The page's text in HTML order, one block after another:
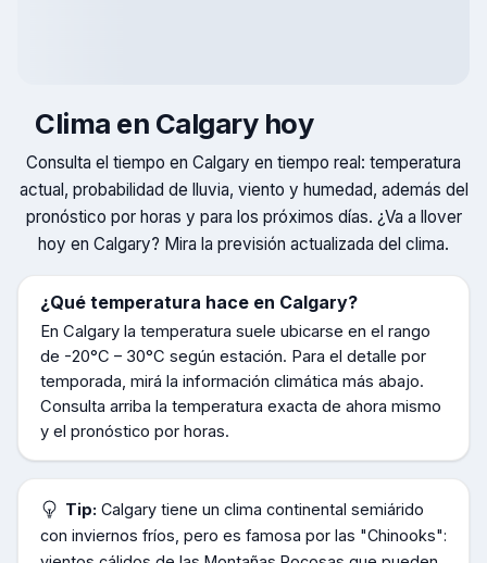
Clima en Calgaryhoy
Consulta el tiempo en Calgary en tiempo real: temperatura
actual, probabilidad de lluvia, viento y humedad, además del
pronóstico por horas y para los próximos días. ¿Va a llover
hoy en Calgary? Mira la previsión actualizada del clima.
¿Qué temperatura hace en Calgary?
En Calgary la temperatura suele ubicarse en el rango
de -20°C – 30°C según estación. Para el detalle por
temporada, mirá la información climática más abajo.
Consulta arriba la temperatura exacta de ahora mismo
y el pronóstico por horas.
Tip: Calgary tiene un clima continental semiárido
con inviernos fríos, pero es famosa por las "Chinooks":